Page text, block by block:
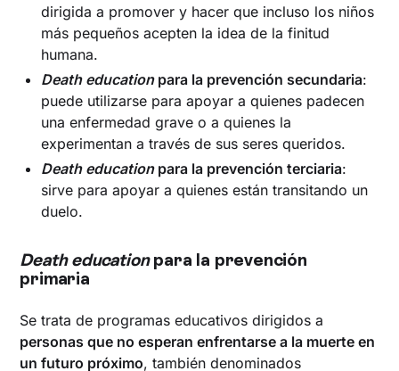
dirigida a promover y hacer que incluso los niños
más pequeños acepten la idea de la finitud
humana.
Death educationpara la prevención secundaria:
puede utilizarse para apoyar a quienes padecen
una enfermedad grave o a quienes la
experimentan a través de sus seres queridos.
Death educationpara la prevención terciaria:
sirve para apoyar a quienes están transitando un
duelo.
Death educationpara la prevención
primaria
Se trata de programas educativos dirigidos a
personas que no esperan enfrentarse a la muerte en
un futuro próximo, también denominados